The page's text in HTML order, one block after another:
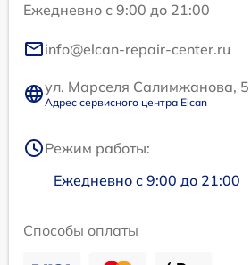
Ежедневно с 9:00 до 21:00
info@elcan-repair-center.ru
ул. Марселя Салимжанова, 5
Адрес сервисного центра Elcan
Режим работы:
Ежедневно с 9:00 до 21:00
Способы оплаты